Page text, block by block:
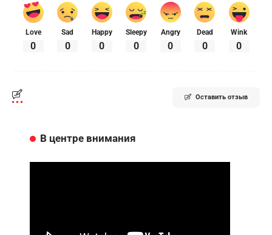
Love
0
Sad
0
Happy
0
Sleepy
0
Angry
0
Dead
0
Wink
0
Оставить отзыв
В центре внимания